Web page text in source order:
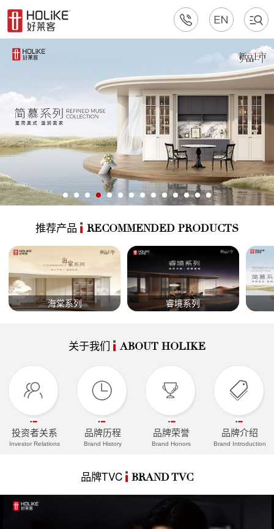
推荐产品 RECOMMENDED PRODUCTS
海棠系列 睿境系列
关于我们 ABOUT HOLIKE
投资者关系
Investor Relations
品牌历程
Brand History
品牌荣誉
Brand Honors
品牌介绍
Brand Introduction
品牌TVC BRAND TVC